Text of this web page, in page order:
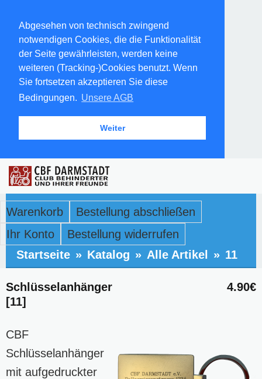
Abgesehen von technisch zwingend
notwendigen Cookies, die die Funktionalität
der Seite gewährleisten, werden keine
weiteren (Tracking-)Cookies benutzt. Wenn
Sie fortsetzen akzeptieren Sie diese
Bedingungen. Unsere AGB
Weiter
Warenkorb
Bestellung abschließen
Ihr Konto
Bestellung widerrufen
Startseite » Katalog » Alle Artikel » 11
4.90€
Schlüsselanhänger
[11]
CBF
Schlüsselanhänger
mit aufgedruckter